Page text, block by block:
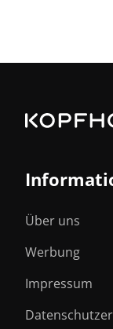
Über uns
Werbung
Impressum